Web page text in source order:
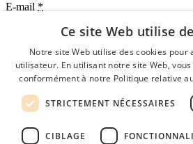
E-mail *
Mot de passe
se souvenir de moi
mot de passe oublié?
Profil Employeur gratuit
Ce site Web utilise
Notre site Web utilise des cookies
utilisateur. En utilisant notre site Web,
conformément à notre Politique relative
STRICTEMENT NÉCESSAIRES
CIBLAGE